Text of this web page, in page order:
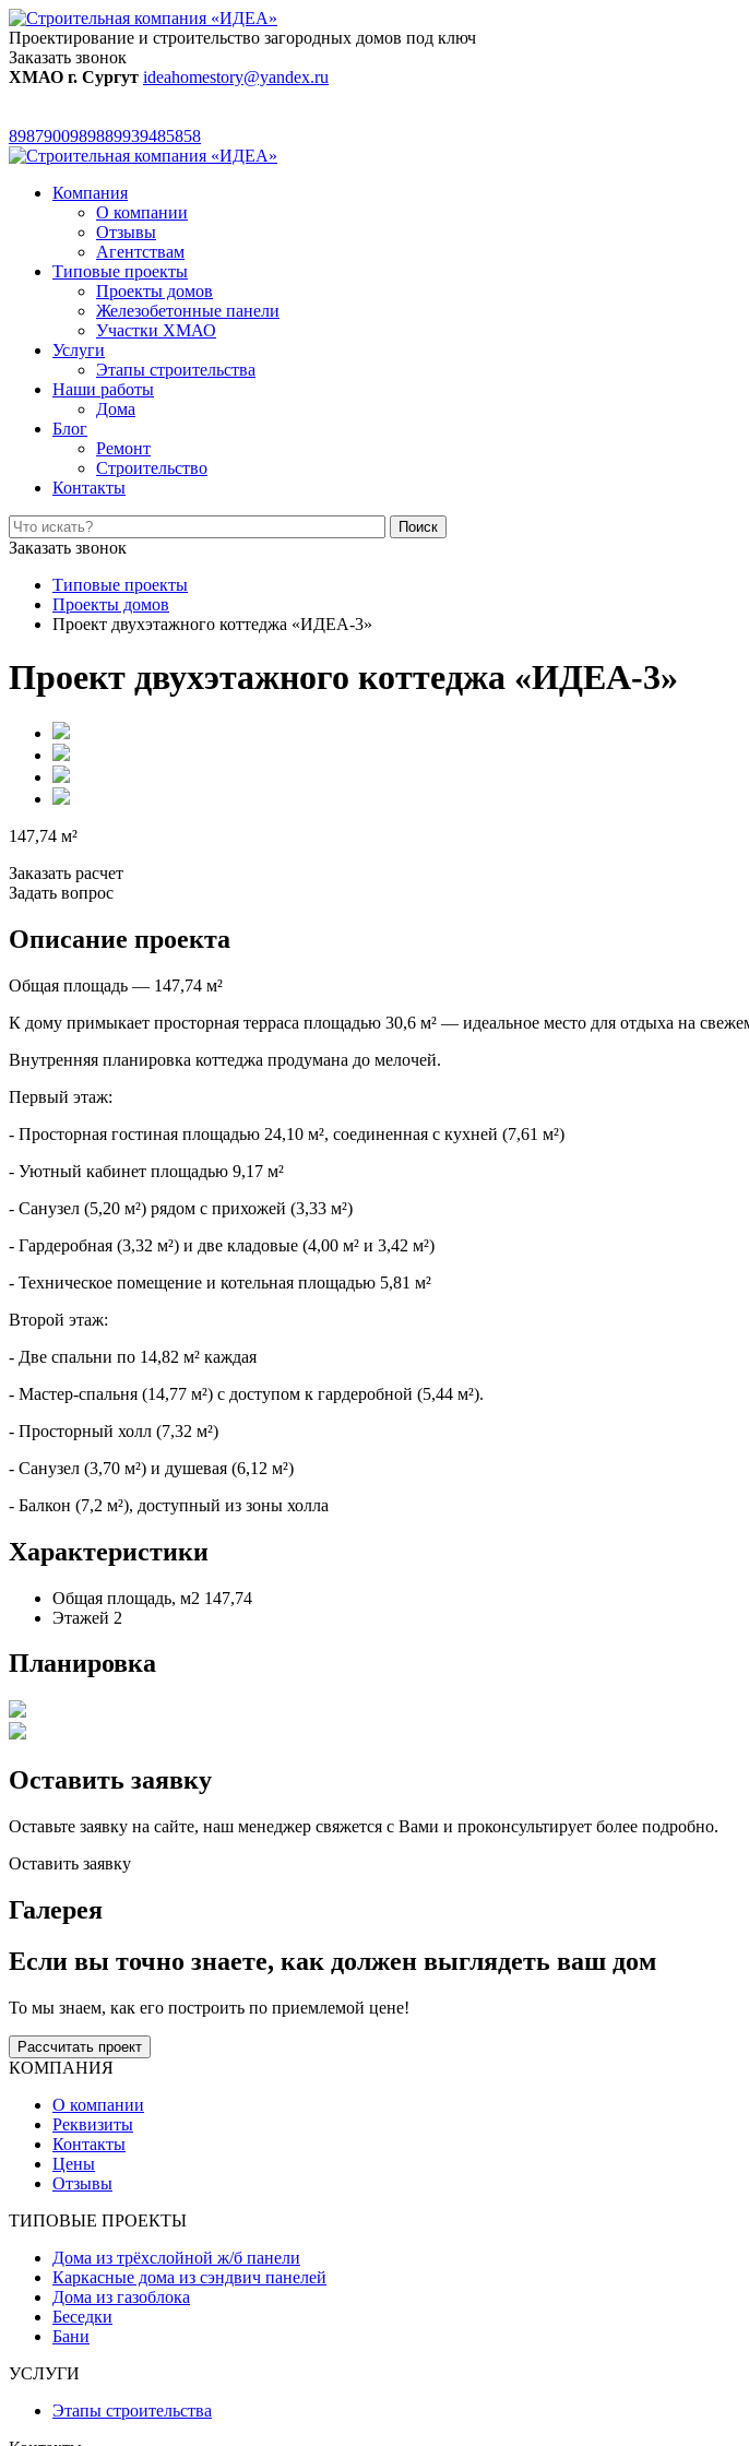
Проектирование и строительство загородных домов под ключ
Заказать звонок
ХМАО г. Сургут ideahomestory@yandex.ru
8987900989889939485858
Компания
О компании
Отзывы
Агентствам
Типовые проекты
Проекты домов
Железобетонные панели
Участки ХМАО
Услуги
Этапы строительства
Наши работы
Дома
Блог
Ремонт
Строительство
Контакты
Поиск
Заказать звонок
Типовые проекты
Проекты домов
Проект двухэтажного коттеджа «ИДЕА-3»
Проект двухэтажного коттеджа «ИДЕА-3»
147,74 м²
Заказать расчет
Задать вопрос
Описание проекта
Общая площадь — 147,74 м²
К дому примыкает просторная терраса площадью 30,6 м² — идеальное место для отдыха на
Внутренняя планировка коттеджа продумана до мелочей.
Первый этаж:
- Просторная гостиная площадью 24,10 м², соединенная с кухней (7,61 м²)
- Уютный кабинет площадью 9,17 м²
- Санузел (5,20 м²) рядом с прихожей (3,33 м²)
- Гардеробная (3,32 м²) и две кладовые (4,00 м² и 3,42 м²)
- Техническое помещение и котельная площадью 5,81 м²
Второй этаж:
- Две спальни по 14,82 м² каждая
- Мастер-спальня (14,77 м²) с доступом к гардеробной (5,44 м²).
- Просторный холл (7,32 м²)
- Санузел (3,70 м²) и душевая (6,12 м²)
- Балкон (7,2 м²), доступный из зоны холла
Характеристики
Общая площадь, м2 147,74
Этажей 2
Планировка
Оставить заявку
Оставьте заявку на сайте, наш менеджер свяжется с Вами и проконсультирует более подробно.
Оставить заявку
Галерея
Если вы точно знаете, как должен выглядеть ваш дом
То мы знаем, как его построить по приемлемой цене!
Рассчитать проект
КОМПАНИЯ
О компании
Реквизиты
Контакты
Цены
Отзывы
ТИПОВЫЕ ПРОЕКТЫ
Дома из трёхслойной ж/б панели
Каркасные дома из сэндвич панелей
Дома из газоблока
Беседки
Бани
УСЛУГИ
Этапы строительства